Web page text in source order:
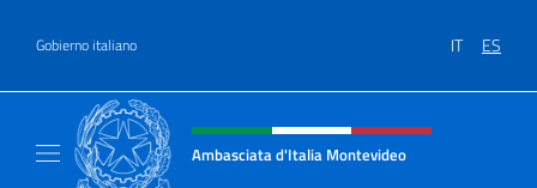
Gobierno italiano IT ES
Encabezado del sitio web,
Ambasciata d'Italia Montevideo